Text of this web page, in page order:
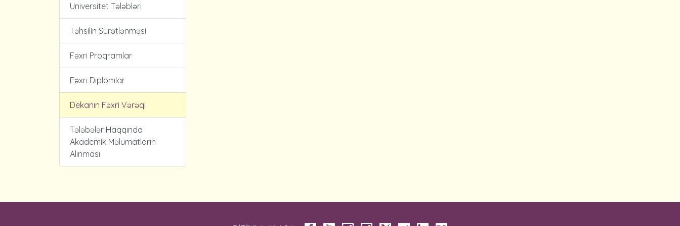
Universitet Tələbləri
Təhsilin Sürətlənməsi
Fəxri Proqramlar
Fəxri Diplomlar
Dekanın Fəxri Vərəqi
Tələbələr Haqqında
Akademik Məlumatların
Alınması